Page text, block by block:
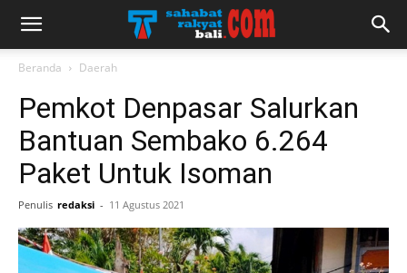
Beranda Daerah
Pemkot Denpasar Salurkan
Bantuan Sembako 6.264
Paket Untuk Isoman
Penulis redaksi - 11 Agustus 2021